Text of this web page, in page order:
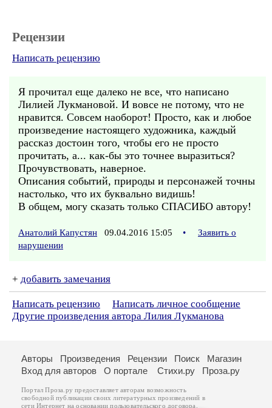
Рецензии
Написать рецензию
Я прочитал еще далеко не все, что написано
Лилией Лукмановой. И вовсе не потому, что не
нравится. Совсем наоборот! Просто, как и любое
произведение настоящего художника, каждый
рассказ достоин того, чтобы его не просто
прочитать, а... как-бы это точнее выразиться?
Прочувствовать, наверное.
Описания событий, природы и персонажей точны
настолько, что их буквально видишь!
В общем, могу сказать только СПАСИБО автору!
Анатолий Капустян 09.04.2016 15:05 •
Заявить о
нарушении
+ добавить замечания
Написать рецензию
Написать личное сообщение
Другие произведения автора Лилия Лукманова
Авторы Произведения Рецензии Поиск
Магазин
Вход для авторов
О портале Стихи.ру Проза.ру
Портал Проза.ру предоставляет авторам возможность
свободной публикации своих литературных произведений в
сети Интернет на основаниипользовательского договора